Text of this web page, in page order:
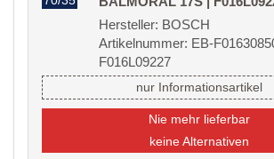
Hersteller: BOSCH
Artikelnummer: EB-
F016L09227
nur Informationsartikel
Nie mehr lieferbar
keine Alternativen